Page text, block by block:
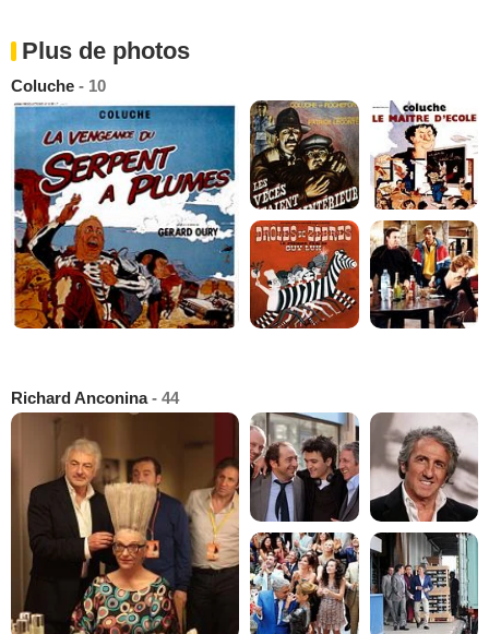
Plus de photos
Coluche - 10
Richard Anconina- 44